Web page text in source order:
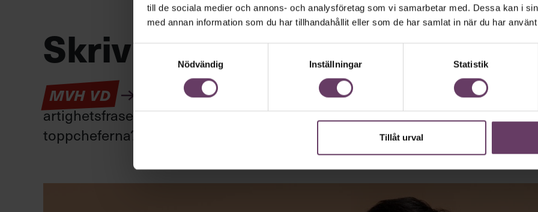
till de sociala medier och annons- och analysföretag som vi samarbetar med. Dessa kan i
med annan information som du har tillhandahållit eller som de har samlat in när du har
Nödvändig
Inställningar Statistik
Tillåt urval
Skriv som en vd med en app
MVH VD
Kan en app som förvandlar text till korthugget vd-språk – utan
artighetsfraser, men gärna stavfel – vara vägen för den som vill nå fram till
toppcheferna?